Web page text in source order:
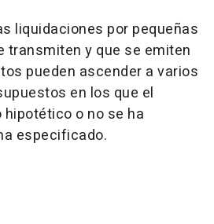
liquidaciones por pequeñas
transmiten y que se emiten
pueden ascender a varios
en los que el
o no se ha
especificado.